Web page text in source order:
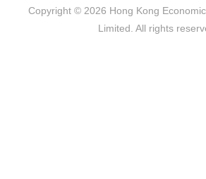
Copyright © 2026 Hong Kong
Limited. All rights